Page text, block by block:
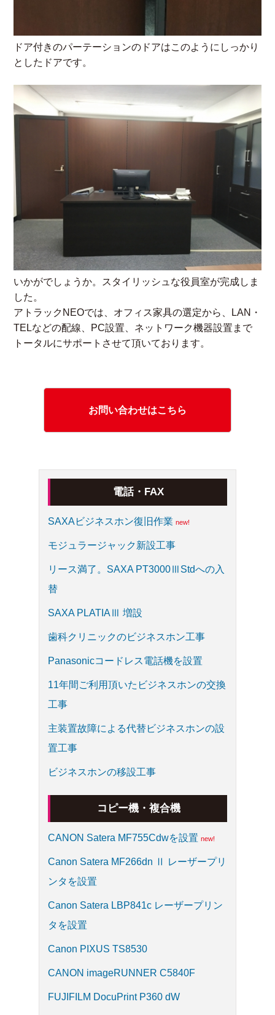
ドア付きのパーテーションのドアはこのようにしっかり
としたドアです。
いかがでしょうか。スタイリッシュな役員室が完成しま
した。
アトラックNEOでは、オフィス家具の選定から、LAN・
TELなどの配線、PC設置、ネットワーク機器設置まで
トータルにサポートさせて頂いております。
お問い合わせはこちら
電話・FAX
SAXAビジネスホン復旧作業
モジュラージャック新設工事
リース満了。SAXA PT3000ⅢStdへの入
替
SAXA PLATIAⅢ 増設
歯科クリニックのビジネスホン工事
Panasonicコードレス電話機を設置
11年間ご利用頂いたビジネスホンの交換
工事
主装置故障による代替ビジネスホンの設
置工事
ビジネスホンの移設工事
コピー機・複合機
CANON Satera MF755Cdwを設置
Canon Satera MF266dn Ⅱ レーザープリ
ンタを設置
Canon Satera LBP841c レーザープリン
タを設置
Canon PIXUS TS8530
CANON imageRUNNER C5840F
FUJIFILM DocuPrint P360 dW